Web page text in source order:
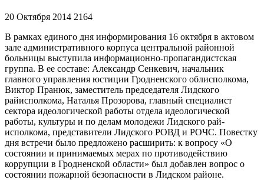
20 Октября 2014 2164
В рамках единого дня информирования 16 октября в актовом
зале административного корпуса центральной районной
больницы выступила информационно-пропагандистская
группа. В ее составе: Александр Сенкевич, начальник
главного управления юстиции Гродненского облисполкома,
Виктор Пранюк, заместитель председателя Лидского
райисполкома, Наталья Прозорова, главный специалист
сектора идеологической работы отдела идеологической
работы, культуры и по делам молодежи Лидского рай-
исполкома, представители Лидского РОВД и РОЧС. Повестку
дня встречи было предложено расширить: к вопросу «О
состоянии и принимаемых мерах по противодействию
коррупции в Гродненской области» был добавлен вопрос о
состоянии пожарной безопасности в Лидском районе.